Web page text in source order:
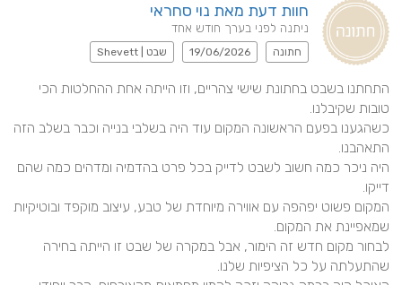
חוות דעת מאת נוי סחראי
ניתנה לפני בערך חודש אחד
חתונה 19/06/2026 שבט | Shevett